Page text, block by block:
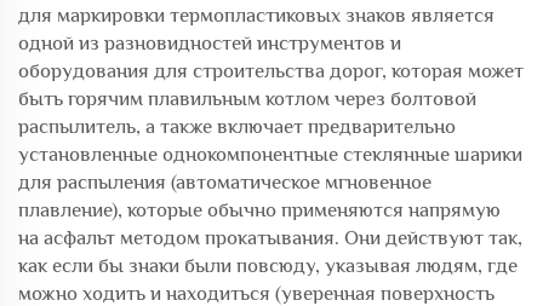
для маркировки термопластиковых знаков является
одной из разновидностей инструментов и
оборудования для строительства дорог, которая может
быть горячим плавильным котлом через болтовой
распылитель, а также включает предварительно
установленные однокомпонентные стеклянные шарики
для распыления (автоматическое мгновенное
плавление), которые обычно применяются напрямую
на асфальт методом прокатывания. Они действуют так,
как если бы знаки были повсюду, указывая людям, где
можно ходить и находиться (уверенная поверхность